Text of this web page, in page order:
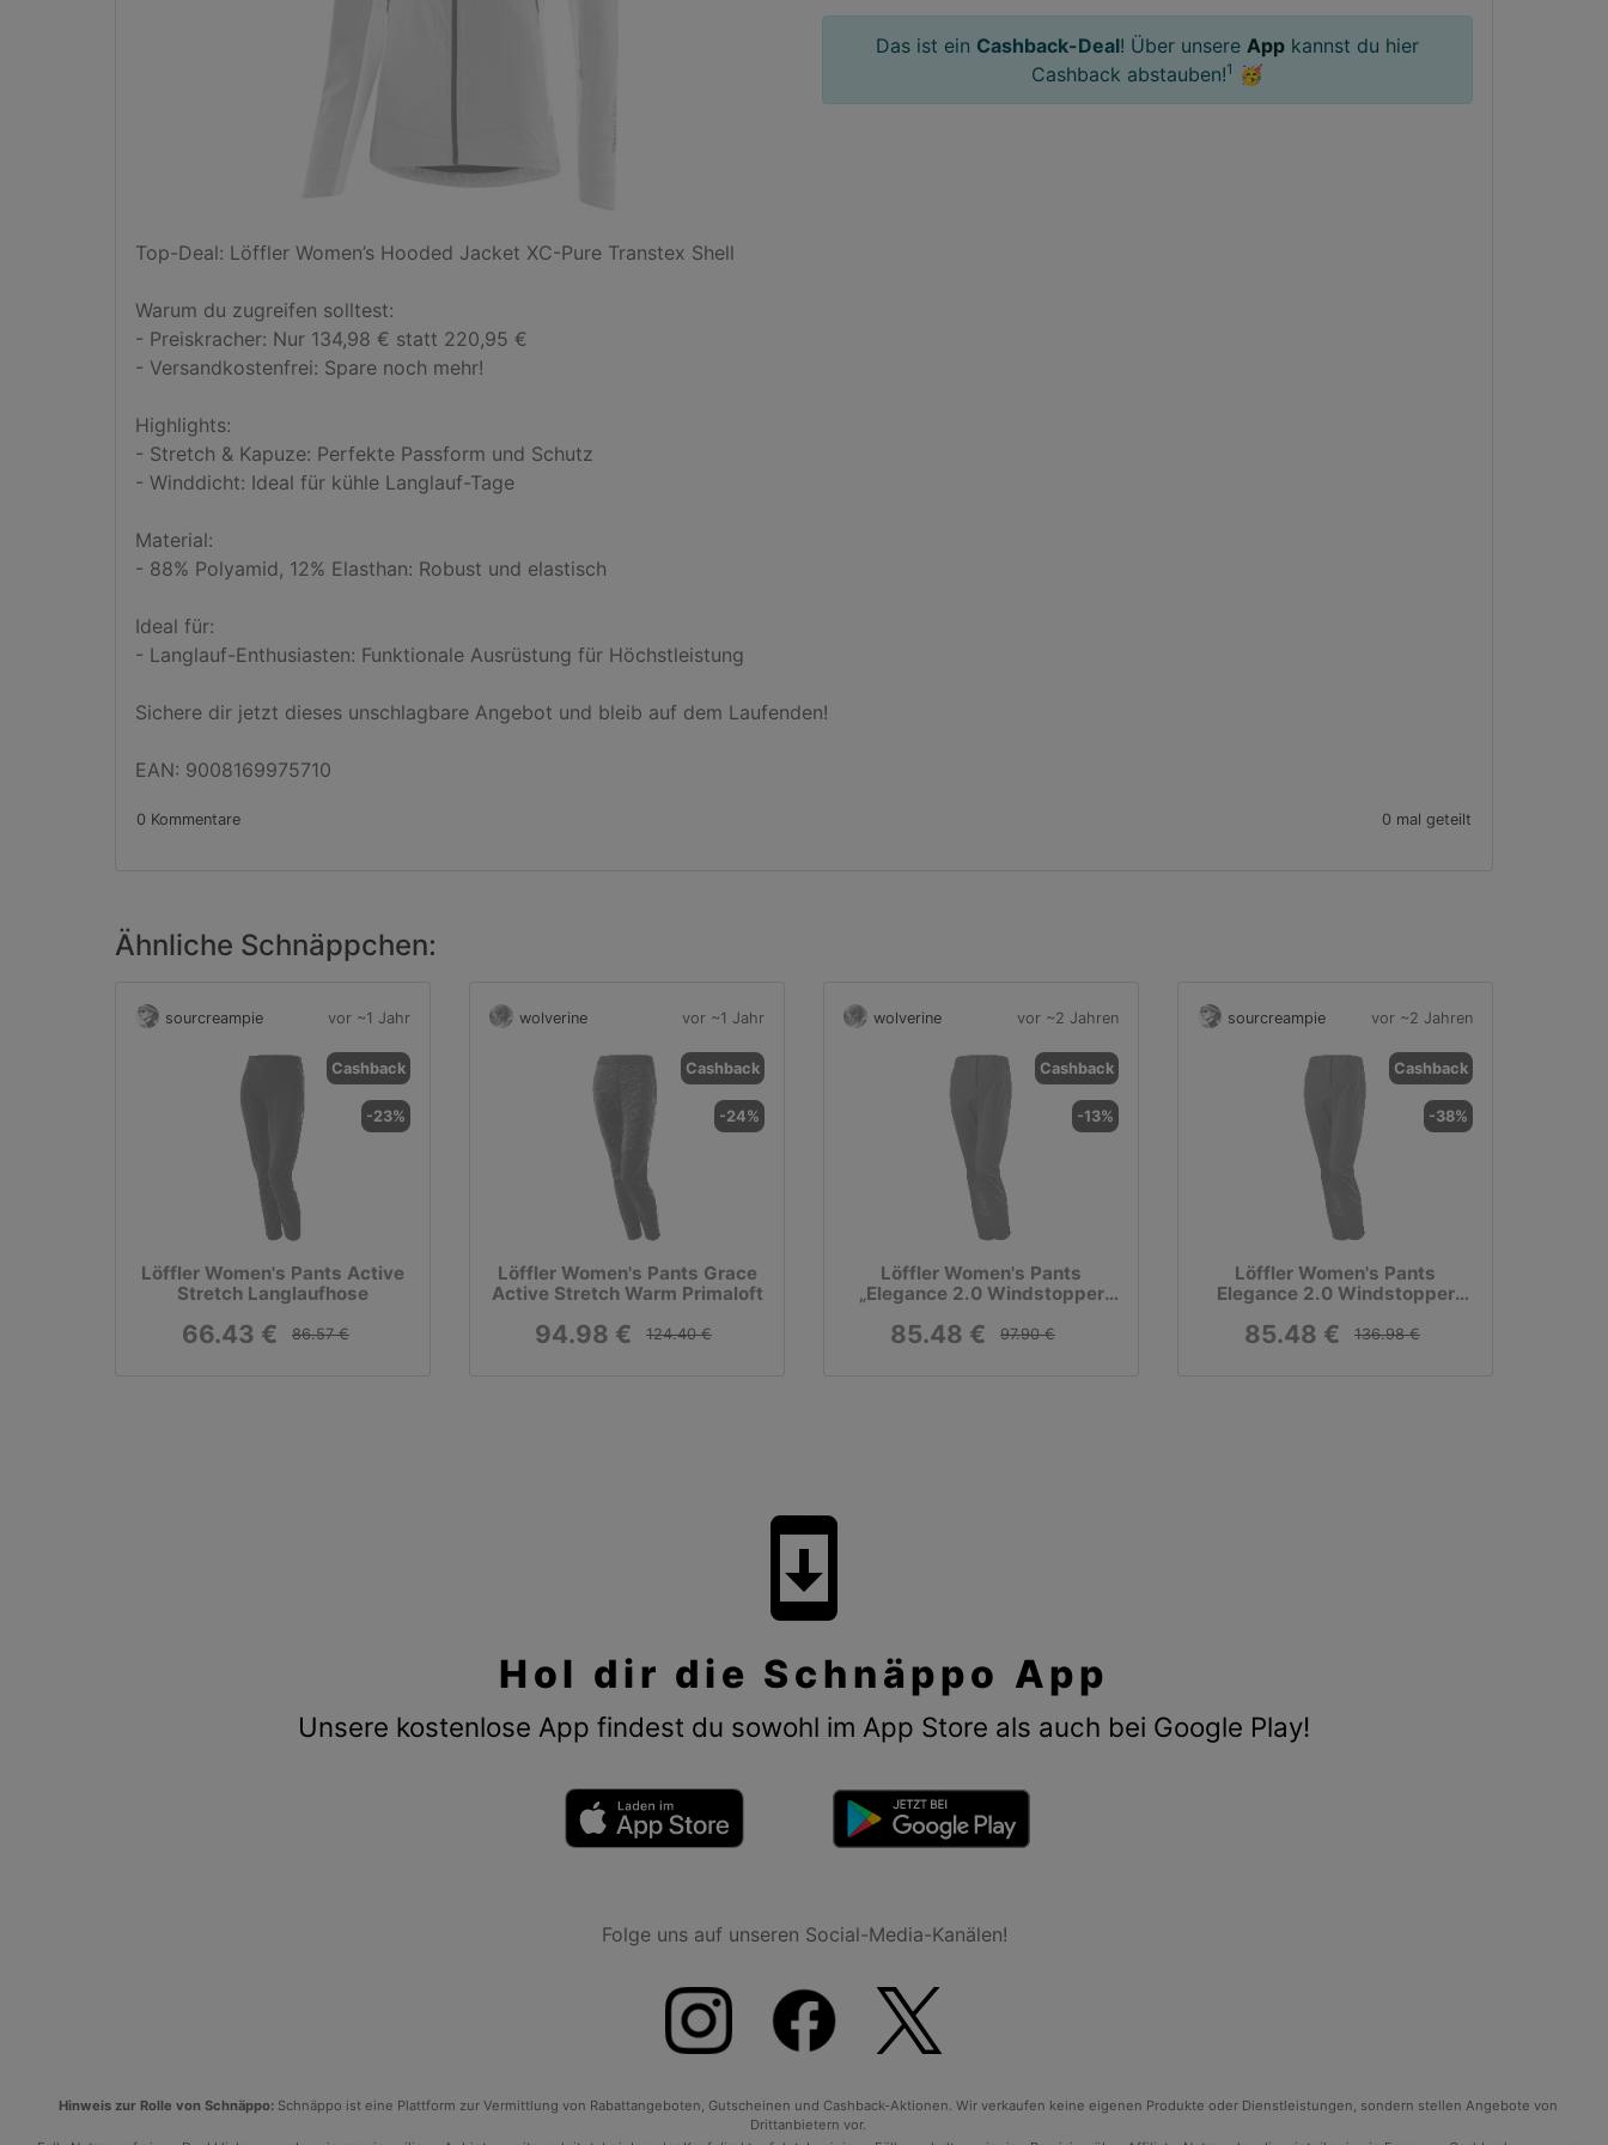
Das ist ein Cashback-Deal! Über unsere App kannst du hier
Cashback abstauben!1 🥳
Top-Deal: Löffler Women’s Hooded Jacket XC-Pure Transtex Shell
Warum du zugreifen solltest:
- Preiskracher: Nur 134,98 € statt 220,95 €
- Versandkostenfrei: Spare noch mehr!
Highlights:
- Stretch & Kapuze: Perfekte Passform und Schutz
- Winddicht: Ideal für kühle Langlauf-Tage
Material:
- 88% Polyamid, 12% Elasthan: Robust und elastisch
Ideal für:
- Langlauf-Enthusiasten: Funktionale Ausrüstung für Höchstleistung
Sichere dir jetzt dieses unschlagbare Angebot und bleib auf dem Laufenden!
EAN: 9008169975710
0 Kommentare 0 mal geteilt
Ähnliche Schnäppchen:
sourcreampie vor ~1 Jahr
Cashback
-23%
Löffler Women's Pants Active
Stretch Langlaufhose
66.43 € 86.57 €
wolverine vor ~1 Jahr
Cashback
-24%
Löffler Women's Pants Grace
Active Stretch Warm Primaloft
94.98 € 124.40 €
wolverine vor ~2 Jahren
Cashback
-13%
Löffler Women's Pants
„Elegance 2.0 Windstopper
85.48 € 97.90 €
sourcreampie vor ~2 Jahren
Cashback
-38%
Löffler Women's Pants
Elegance 2.0 Windstopper
85.48 € 136.98 €
system_update
Hol dir die Schnäppo App
Unsere kostenlose App findest du sowohl im App Store als auch bei Google Play!
Folge uns auf unseren Social-Media-Kanälen!
Hinweis zur Rolle von Schnäppo:Schnäppo ist eine Plattform zur Vermittlung von Rabattangeboten, Gutscheinen und Cashback-Aktionen. Wir verkaufen keine eigenen Produkte oder Dienstleistungen, sondern stellen Angebote von
Drittanbietern vor.